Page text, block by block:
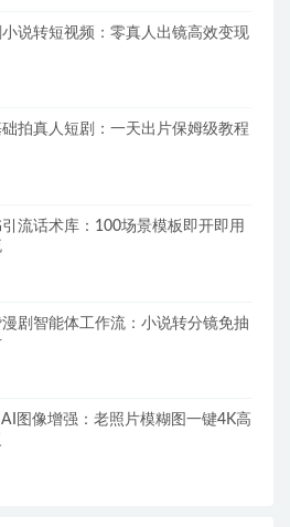
说转短视频：零真人出镜高效变现
拍真人短剧：一天出片保姆级教程
流话术库：100场景模板即开即用
漫剧智能体工作流：小说转分镜免抽
图像增强：老照片模糊图一键4K高